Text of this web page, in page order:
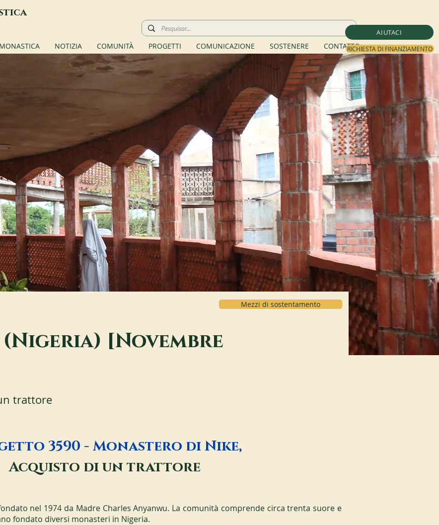
AIUTACI
RICHIESTA DI FINANZIAMENTO
NOTIZIA COMUNITÀ PROGETTI COMUNICAZIONE SOSTENERE CONTATTO
Mezzi di sostentamento
[Novembre
trattore
3590 - Monastero di Nike,
Acquisto di un trattore
nel 1974 da Madre Charles Anyanwu. La comunità comprende circa trenta suore e
fondato diversi monasteri in Nigeria.